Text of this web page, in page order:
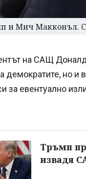
и Мич Макконъл.
на САЩ
демократите, но и
за евентуално
Тръмп
извадя